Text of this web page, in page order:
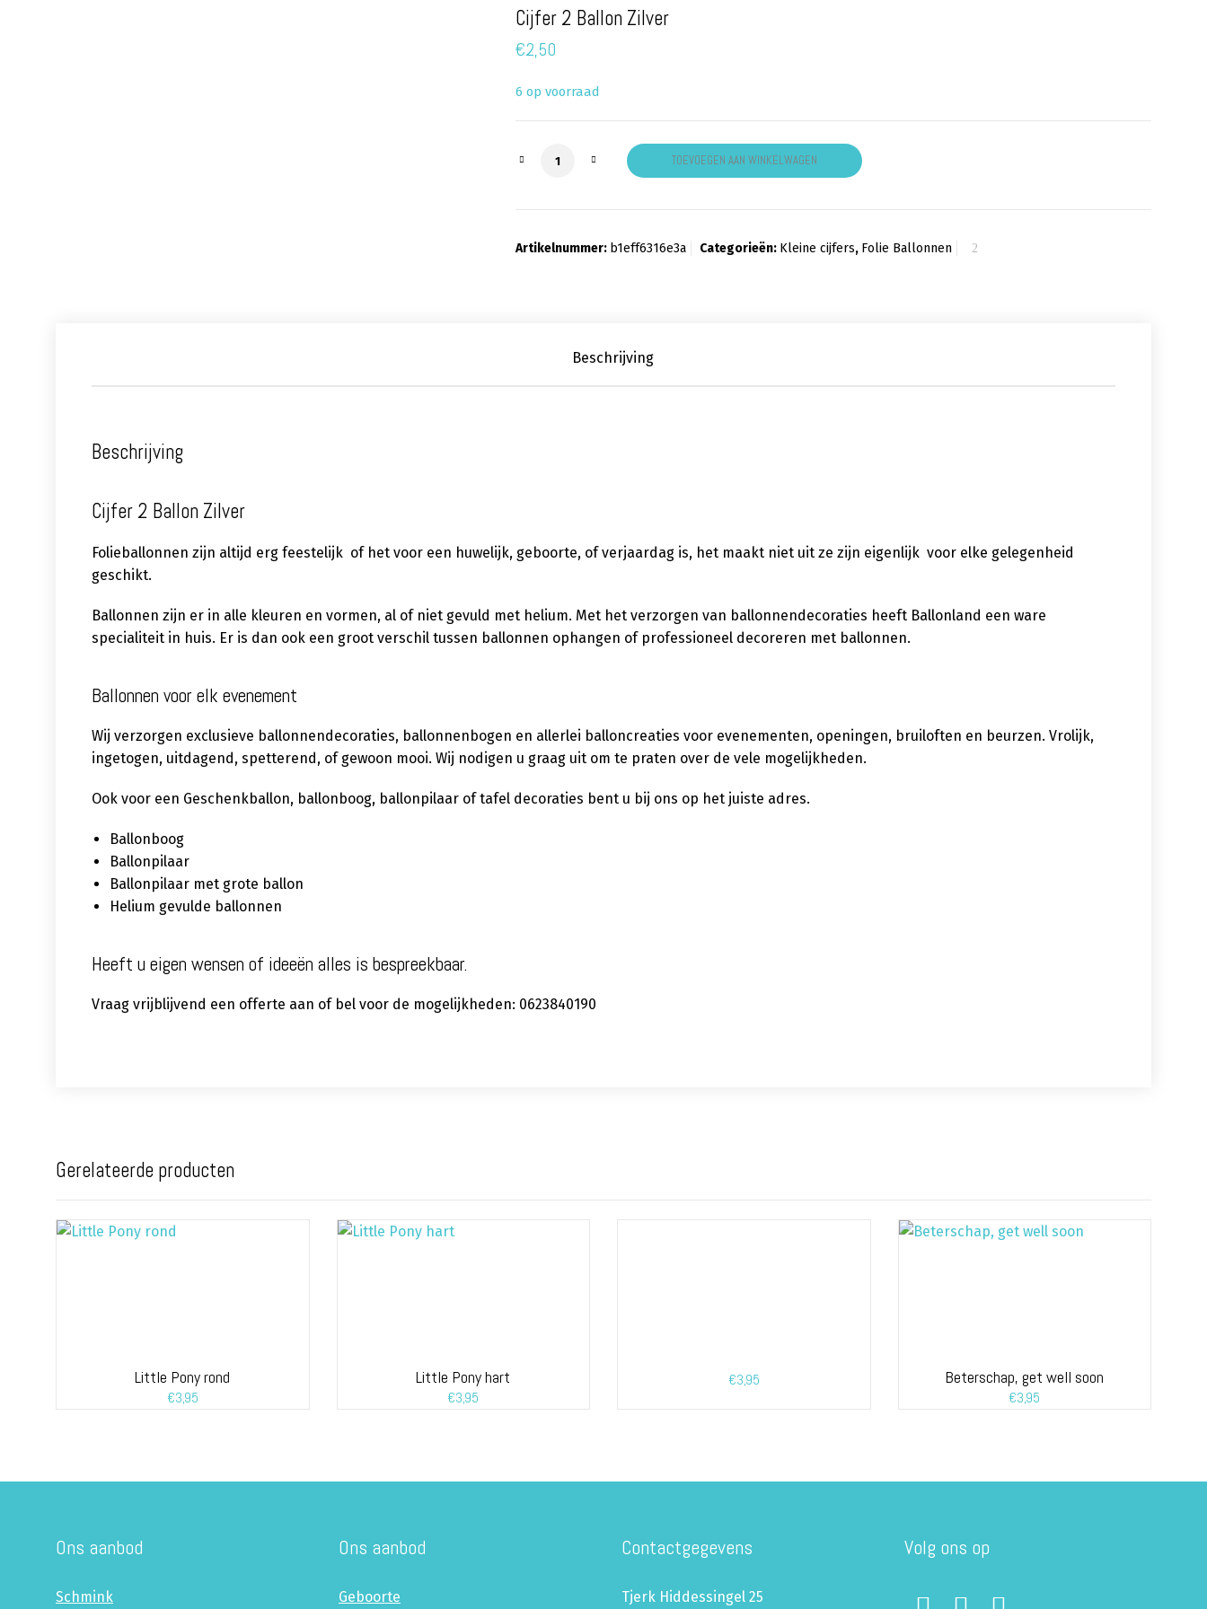
Cijfer 2 Ballon Zilver
€2,50
6 op voorraad
Cijfer 2 Ballon Zilver aantalTOEVOEGEN AAN WINKELWAGEN
Artikelnummer: b1eff6316e3a Categorieën: Kleine cijfers, Folie Ballonnen
Beschrijving
Beschrijving
Cijfer 2 Ballon Zilver
Folieballonnen zijn altijd erg feestelijk of het voor een huwelijk, geboorte, of verjaardag is, het maakt niet uit ze zijn eigenlijk voor elke gelegenheid
geschikt.
Ballonnen zijn er in alle kleuren en vormen, al of niet gevuld met helium. Met het verzorgen van ballonnendecoraties heeft Ballonland een ware
specialiteit in huis. Er is dan ook een groot verschil tussen ballonnen ophangen of professioneel decoreren met ballonnen.
Ballonnen voor elk evenement
Wij verzorgen exclusieve ballonnendecoraties, ballonnenbogen en allerlei balloncreaties voor evenementen, openingen, bruiloften en beurzen. Vrolijk,
ingetogen, uitdagend, spetterend, of gewoon mooi. Wij nodigen u graag uit om te praten over de vele mogelijkheden.
Ook voor een Geschenkballon, ballonboog, ballonpilaar of tafel decoraties bent u bij ons op het juiste adres.
Ballonboog
Ballonpilaar
Ballonpilaar met grote ballon
Helium gevulde ballonnen
Heeft u eigen wensen of ideeën alles is bespreekbaar.
Vraag vrijblijvend een offerte aan of bel voor de mogelijkheden: 0623840190
Gerelateerde producten
Little Pony rond
€3,95
Little Pony hart
€3,95
€3,95 Beterschap, get well soon
€3,95
Ons aanbod
Schmink
Ons aanbod
Geboorte
Contactgegevens
Tjerk Hiddessingel 25
Volg ons op